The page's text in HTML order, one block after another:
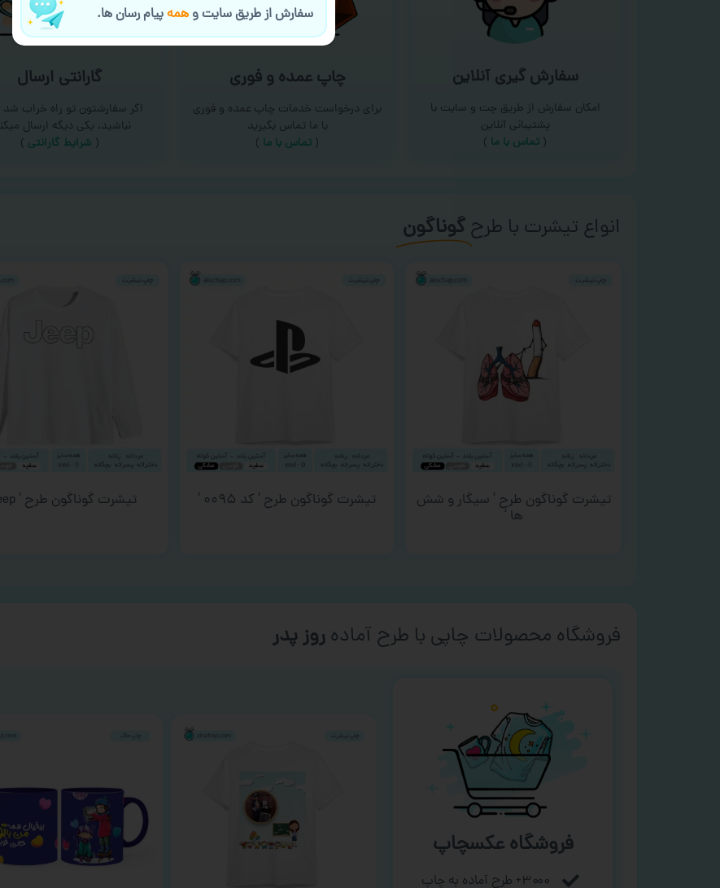
سفارش گیری آنلاین
امکان سفارش از طریق چت و سایت با
پشتیبانی آنلاین
( تماس با ما‌ )
چاپ عمده و فوری
برای درخواست خدمات چاپ عمده و فوری
با ما تماس بگیرید
( تماس با ما )
گارانتی ارسال
اگر سفارشتون تو راه خراب شد
نباشید، یکی دیگه ارسال
( شرایط گارانتی )
انواع تیشرت با طرحگوناگون
تیشرت گوناگون طرح ‘ سیگار و شش
ها ‘
تیشرت گوناگون طرح ‘ کد ۰۰۹۵ ‘ تیشرت گوناگون طرح ‘ Jeep ‘
فروشگاه محصولات چاپی با طرح آمادهروز پدر
فروشگاه عکسچاپ
۳۰۰۰+ طرح آماده به چاپ
سفارش از طریق سایت وهمهپیام رسان ها.